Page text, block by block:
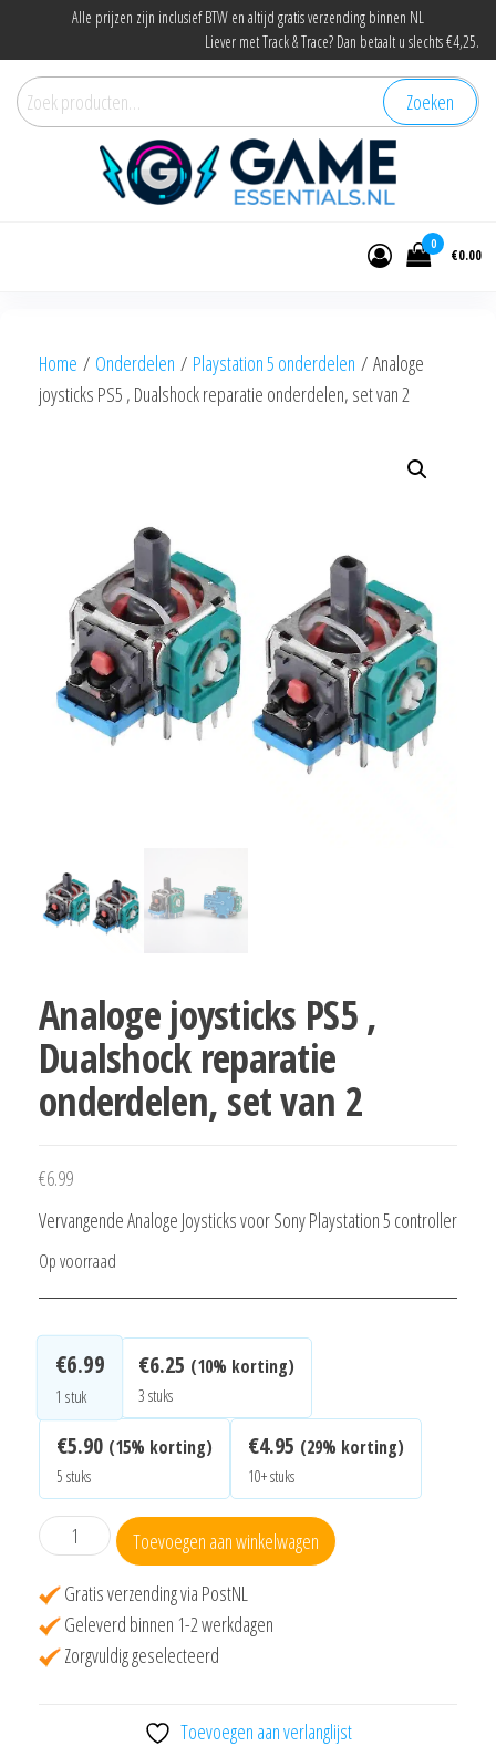
inhoud
Alle prijzen zijn inclusief BTW en altijd gratis verzending binnen NL
Liever met Track & Trace? Dan betaalt u slechts €4,25.
Zoeken
naar:
Zoeken
gamer
0
€0.00
Home / Onderdelen / Playstation 5 onderdelen / Analoge
joysticks PS5 , Dualshock reparatie onderdelen, set van 2
Analoge joysticks PS5 ,
Dualshock reparatie
onderdelen, set van 2
€6.99
Vervangende Analoge Joysticks voor Sony Playstation 5 controller
Op voorraad
€6.99
1 stuk
€6.25 (10% korting)
3 stuks
€5.90 (15% korting)
5 stuks
€4.95 (29% korting)
10+ stuks
Analoge
joysticks
PS5
,
Dualshock
Toevoegen aan winkelwagen
Gratis verzending via PostNL
Geleverd binnen 1-2 werkdagen
Zorgvuldig geselecteerd
Toevoegen aan verlanglijst